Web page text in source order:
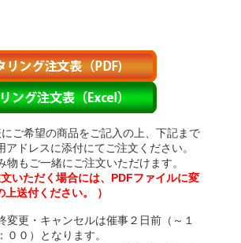
ご希望の商品をご記入の上、下記まで
アドレスに添付にてご注文ください。
物もご一緒にご注文いただけます。
いただく場合には、PDFファイルに変
上送付ください。 ）
更・キャンセルは催事２日前（～１
００）となります。